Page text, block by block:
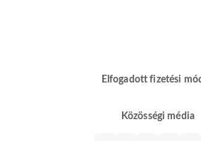
Elfogadott fizetési
Közösségi média